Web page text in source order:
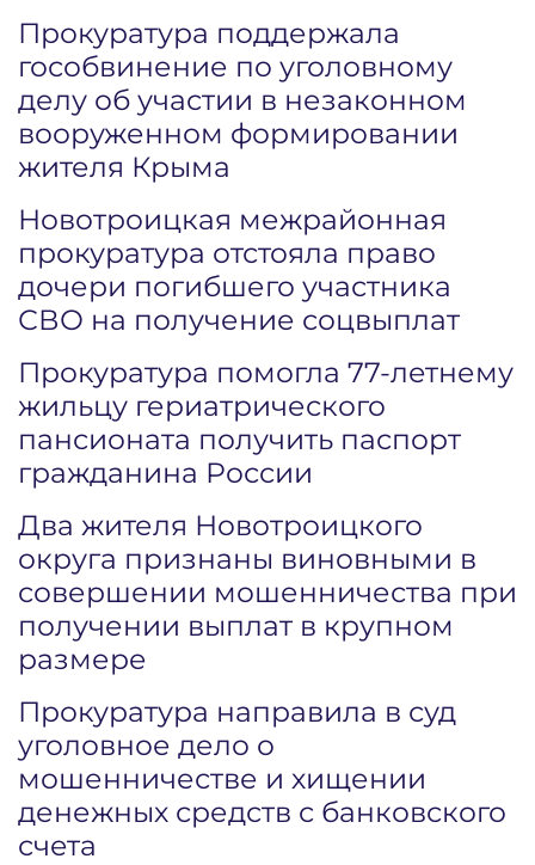
Прокуратура поддержала
гособвинение по уголовному
делу об участии в незаконном
вооруженном формировании
жителя Крыма
Новотроицкая межрайонная
прокуратура отстояла право
дочери погибшего участника
СВО на получение соцвыплат
Прокуратура помогла 77-летнему
жильцу гериатрического
пансионата получить паспорт
гражданина России
Два жителя Новотроицкого
округа признаны виновными в
совершении мошенничества при
получении выплат в крупном
размере
Прокуратура направила в суд
уголовное дело о
мошенничестве и хищении
денежных средств с банковского
счета